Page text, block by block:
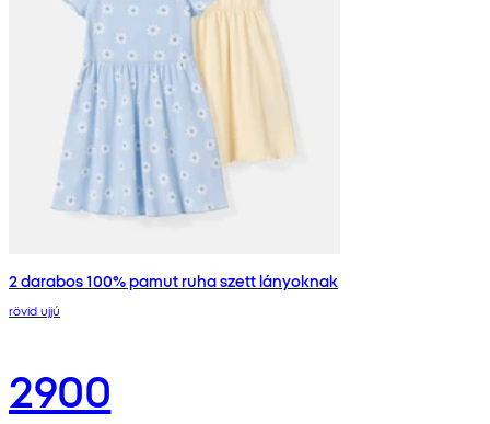
2 darabos 100% pamut ruha szett lányoknak
rövid ujjú
2900